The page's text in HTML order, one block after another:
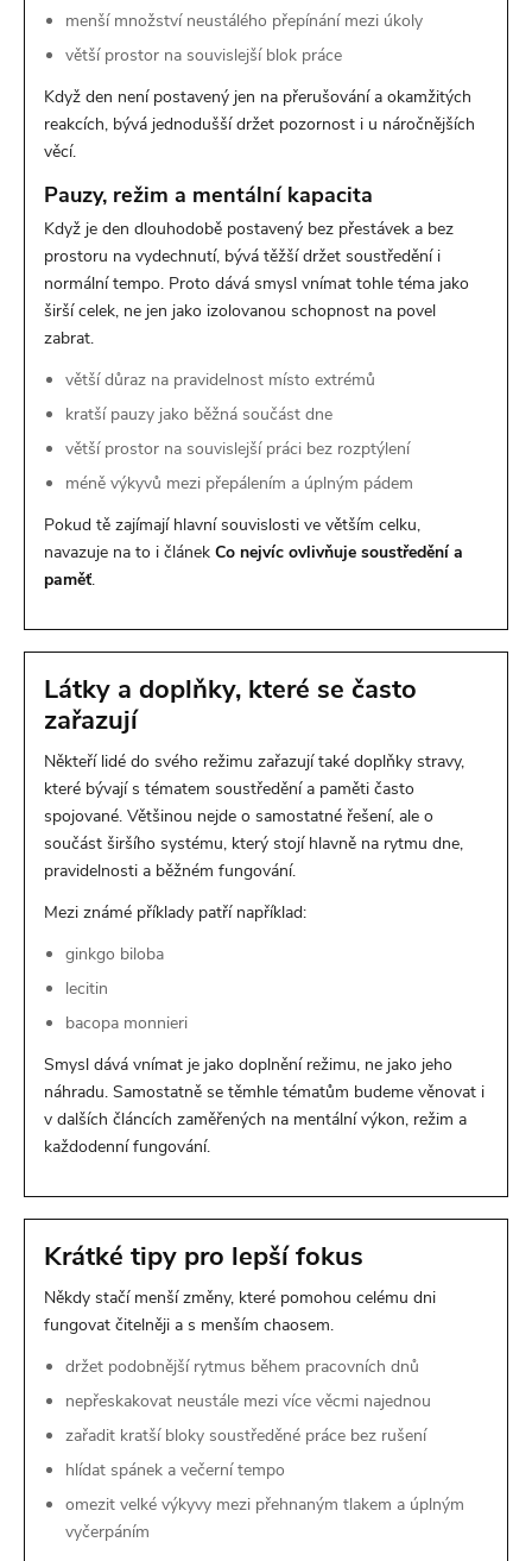
menší množství neustálého přepínání mezi úkoly
větší prostor na souvislejší blok práce
Když den není postavený jen na přerušování a okamžitých
reakcích, bývá jednodušší držet pozornost i u náročnějších
věcí.
Pauzy, režim a mentální kapacita
Když je den dlouhodobě postavený bez přestávek a bez
prostoru na vydechnutí, bývá těžší držet soustředění i
normální tempo. Proto dává smysl vnímat tohle téma jako
širší celek, ne jen jako izolovanou schopnost na povel
zabrat.
větší důraz na pravidelnost místo extrémů
kratší pauzy jako běžná součást dne
větší prostor na souvislejší práci bez rozptýlení
méně výkyvů mezi přepálením a úplným pádem
Pokud tě zajímají hlavní souvislosti ve větším celku,
navazuje na to i článek Co nejvíc ovlivňuje soustředění a
paměť.
Látky a doplňky, které se často
zařazují
Někteří lidé do svého režimu zařazují také doplňky stravy,
které bývají s tématem soustředění a paměti často
spojované. Většinou nejde o samostatné řešení, ale o
součást širšího systému, který stojí hlavně na rytmu dne,
pravidelnosti a běžném fungování.
Mezi známé příklady patří například:
ginkgo biloba
lecitin
bacopa monnieri
Smysl dává vnímat je jako doplnění režimu, ne jako jeho
náhradu. Samostatně se těmhle tématům budeme věnovat i
v dalších článcích zaměřených na mentální výkon, režim a
každodenní fungování.
Krátké tipy pro lepší fokus
Někdy stačí menší změny, které pomohou celému dni
fungovat čitelněji a s menším chaosem.
držet podobnější rytmus během pracovních dnů
nepřeskakovat neustále mezi více věcmi najednou
zařadit kratší bloky soustředěné práce bez rušení
hlídat spánek a večerní tempo
omezit velké výkyvy mezi přehnaným tlakem a úplným
vyčerpáním